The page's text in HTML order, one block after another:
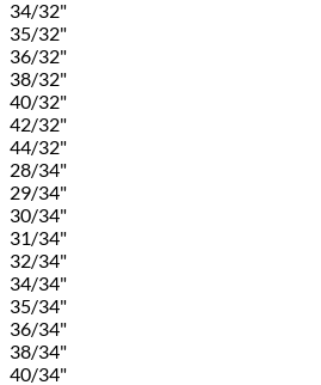
34/32"
35/32"
36/32"
38/32"
40/32"
42/32"
44/32"
28/34"
29/34"
30/34"
31/34"
32/34"
34/34"
35/34"
36/34"
38/34"
40/34"